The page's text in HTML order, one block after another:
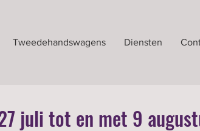
Tweedehandswagens Diensten
juli tot en met 9